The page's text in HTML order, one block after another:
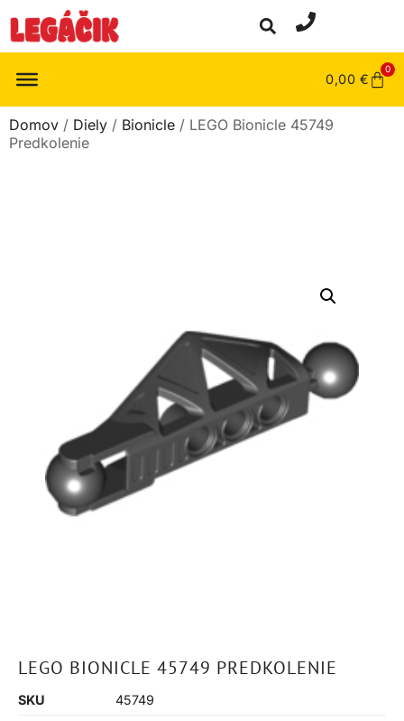
0,00 €
0
Domov / Diely / Bionicle / LEGO Bionicle 45749
Predkolenie
LEGO BIONICLE 45749 PREDKOLENIE
SKU
45749